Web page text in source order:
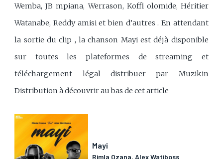
Wemba, JB mpiana, Werrason, Koffi olomide, Héritier
Watanabe, Reddy amisi et bien d’autres . En attendant
la sortie du clip , la chanson Mayi est déjà disponible
sur toutes les plateformes de streaming et
téléchargement légal distribuer par Muzikin
Distribution à découvrir au bas de cet article